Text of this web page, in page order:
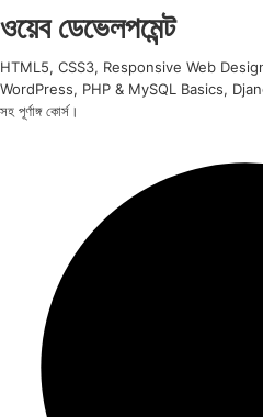
ওয়েব ডেভেলপমেন্ট
HTML5, CSS3, Responsive Web
WordPress, PHP & MySQL Basics,
সহ পূর্ণাঙ্গ কোর্স।